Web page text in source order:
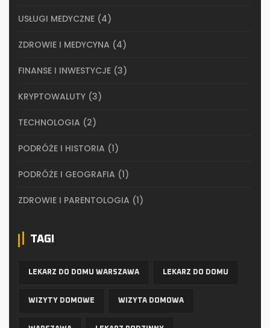
USŁUGI MEDYCZNE (4)
ZDROWIE I MEDYCYNA (4)
FINANSE I INWESTYCJE (3)
KRYPTOWALUTY (3)
TECHNOLOGIA (2)
PODRÓŻE I HISTORIA (1)
PODRÓŻE I GEOGRAFIA (1)
ZDROWIE I PARENTOLOGIA (1)
TAGI
LEKARZ DO DOMU WARSZAWA LEKARZ DO DOMU
WIZYTY DOMOWE WIZYTA DOMOWA